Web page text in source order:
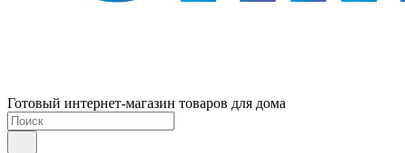
Готовый интернет-магазин товаров для дома